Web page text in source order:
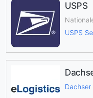
USPS
USPS